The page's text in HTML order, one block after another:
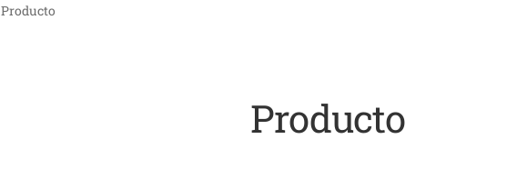
Producto
Producto